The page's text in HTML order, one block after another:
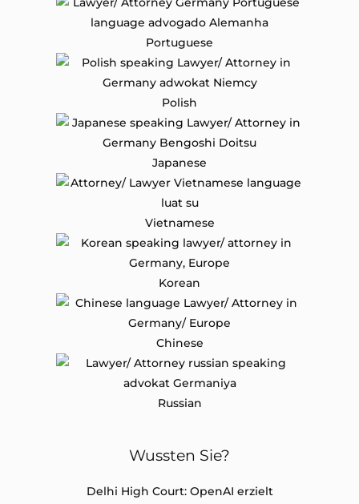
Portuguese
Polish
Japanese
Vietnamese
Korean
Chinese
Russian
Wussten Sie?
Delhi High Court: OpenAI erzielt